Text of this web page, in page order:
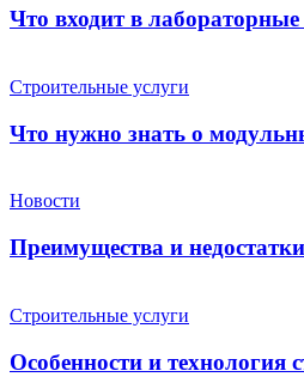
Что входит в
Строительные услуги
Что нужно знать о
Новости
Преимущества и
Строительные услуги
Особенности и технология